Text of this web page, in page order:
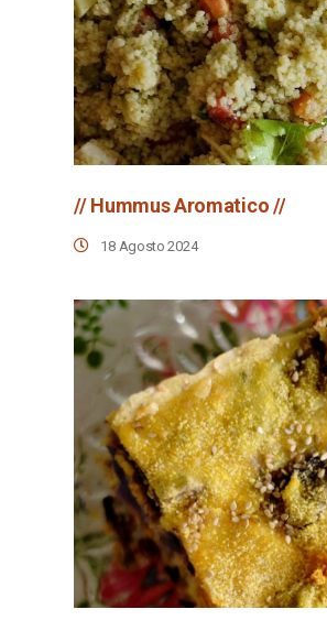
// Hummus Aromatico //
18 Agosto 2024